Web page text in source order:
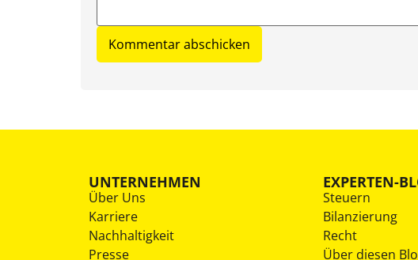
UNTERNEHMEN
Über Uns
Karriere
Nachhaltigkeit
Presse
EXPERTEN-
Steuern
Bilanzierung
Recht
Über diesen